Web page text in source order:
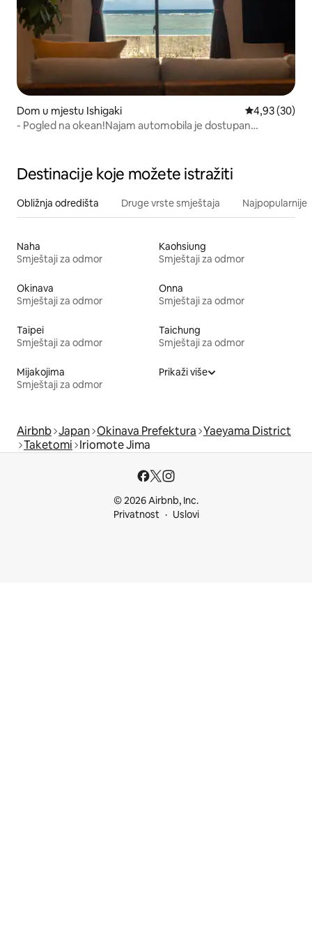
Dom u mjestu Ishigaki Prosječna
4,93 (30)
- Pogled na okean!Najam automobila je dostupan
Destinacije koje možete istražiti
Obližnja odredišta Druge vrste smještaja Najpopularnije
Naha
Smještaji za odmor
Kaohsiung
Smještaji za odmor
Okinava
Smještaji za odmor
Onna
Smještaji za odmor
Taipei
Smještaji za odmor
Taichung
Smještaji za odmor
Mijakojima
Smještaji za odmor
Prikaži više
Airbnb Japan Okinava Prefektura Yaeyama District
Taketomi Iriomote Jima
© 2026 Airbnb, Inc.
Privatnost
Uslovi